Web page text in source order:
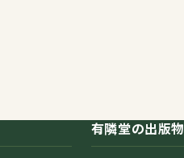
有隣堂の出版物